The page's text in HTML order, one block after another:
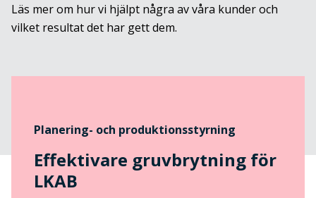
Läs mer om hur vi hjälpt några av våra kunder och
vilket resultat det har gett dem.
Planering- och produktionsstyrning
Effektivare gruvbrytning för
LKAB